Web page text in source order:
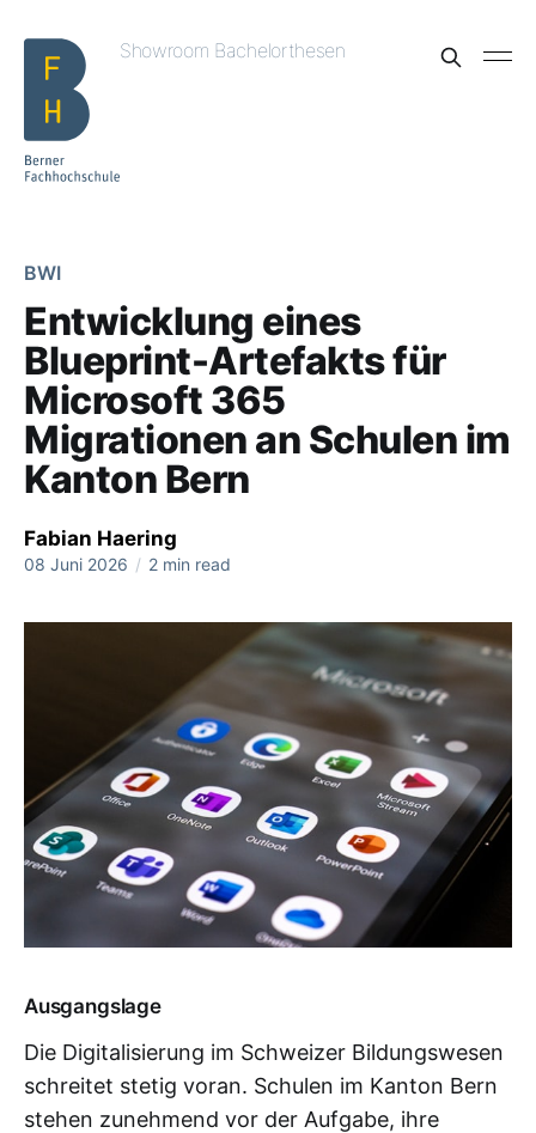
Showroom Bachelorthesen
BWI
Entwicklung eines
Blueprint-Artefakts für
Microsoft 365
Migrationen an Schulen im
Kanton Bern
Fabian Haering
08 Juni 2026 / 2 min read
Ausgangslage
Die Digitalisierung im Schweizer Bildungswesen
schreitet stetig voran. Schulen im Kanton Bern
stehen zunehmend vor der Aufgabe, ihre